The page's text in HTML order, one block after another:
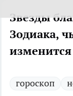
Звезды
Зодиака,
гороскоп